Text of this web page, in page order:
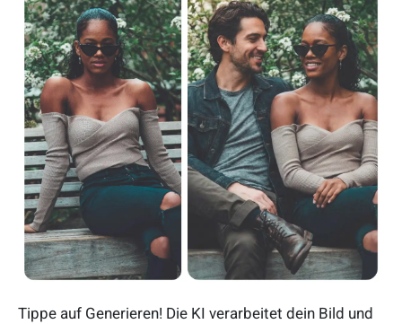
Tippe auf Generieren! Die KI verarbeitet dein Bild und